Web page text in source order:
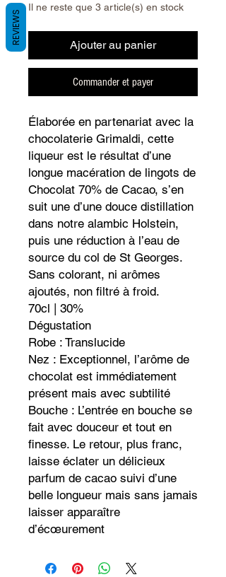
Il ne reste que 3 article(s) en stock
Ajouter au panier
Commander et payer
Élaborée en partenariat avec la
chocolaterie Grimaldi, cette
liqueur est le résultat d’une
longue macération de lingots de
Chocolat 70% de Cacao, s’en
suit une d’une douce distillation
dans notre alambic Holstein,
puis une réduction à l’eau de
source du col de St Georges.
Sans colorant, ni arômes
ajoutés, non filtré à froid.
70cl | 30%
Dégustation
Robe : Translucide
Nez : Exceptionnel, l’arôme de
chocolat est immédiatement
présent mais avec subtilité
Bouche : L’entrée en bouche se
fait avec douceur et tout en
finesse. Le retour, plus franc,
laisse éclater un délicieux
parfum de cacao suivi d’une
belle longueur mais sans jamais
laisser apparaître
d’écœurement
REVIEWS